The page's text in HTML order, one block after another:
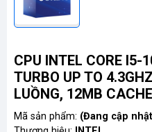
CPU INTEL CORE I5-
TURBO UP TO
LUỒNG, 12MB
Mã sản phẩm: (Đang cập